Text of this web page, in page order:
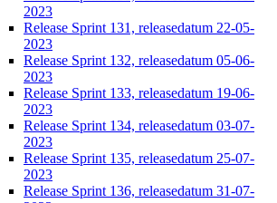
2023
Release Sprint 131, releasedatum 22-05-
2023
Release Sprint 132, releasedatum 05-06-
2023
Release Sprint 133, releasedatum 19-06-
2023
Release Sprint 134, releasedatum 03-07-
2023
Release Sprint 135, releasedatum 25-07-
2023
Release Sprint 136, releasedatum 31-07-